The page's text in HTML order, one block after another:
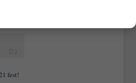
2
fest!